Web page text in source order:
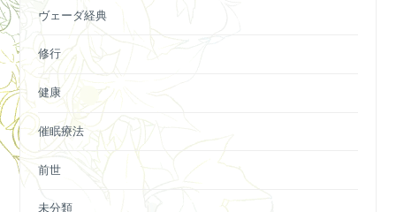
ヴェーダ経典
修行
健康
催眠療法
前世
未分類